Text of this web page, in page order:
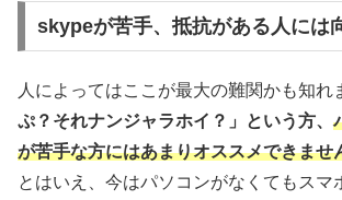
skypeが苦手、抵抗がある人には
人によってはここが最大の難関かも知れ
ぷ？それナンジャラホイ？」という方、
が苦手な方にはあまりオススメできませ
とはいえ、今はパソコンがなくてもスマ